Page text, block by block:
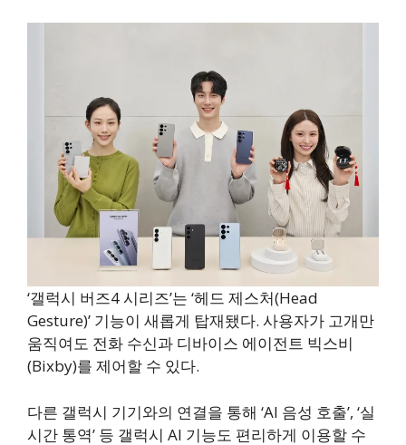
‘갤럭시 버즈4 시리즈’는 ‘헤드 제스처(Head
Gesture)’ 기능이 새롭게 탑재됐다. 사용자가 고개만
움직여도 전화 수신과 디바이스 에이전트 빅스비
(Bixby)를 제어할 수 있다.
다른 갤럭시 기기와의 연결을 통해 ‘AI 음성 호출’, ‘실
시간 통역’ 등 갤럭시 AI 기능도 편리하게 이용할 수